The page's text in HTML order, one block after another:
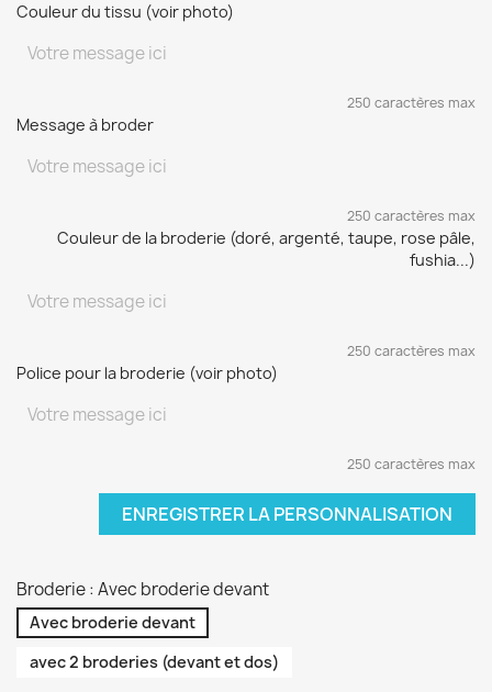
Couleur du tissu (voir photo)
250 caractères max
Message à broder
250 caractères max
Couleur de la broderie (doré, argenté, taupe, rose pâle,
fushia...)
250 caractères max
Police pour la broderie (voir photo)
250 caractères max
ENREGISTRER LA PERSONNALISATION
Broderie : Avec broderie devant
Avec broderie devant
avec 2 broderies (devant et dos)